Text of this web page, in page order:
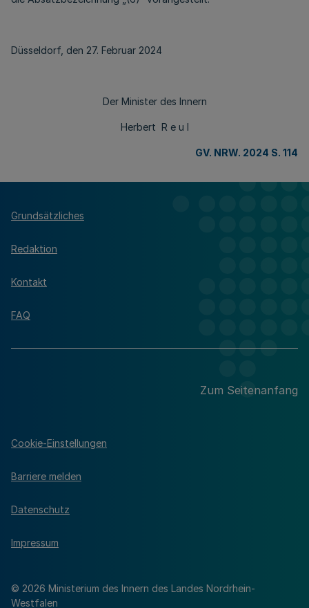
Düsseldorf, den 27. Februar 2024
Der Minister des Innern
Herbert R e u l
GV. NRW. 2024 S. 114
Grundsätzliches
Redaktion
Kontakt
FAQ
Zum Seitenanfang
© 2026 Ministerium des Innern des Landes Nordrhein-
Westfalen
Cookie-Einstellungen
Barriere melden
Datenschutz
Impressum